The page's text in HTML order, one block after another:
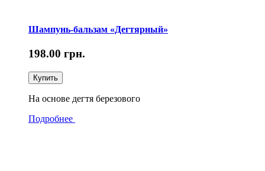
Шампунь-бальзам «Дегтярный»
198.00 грн.
Купить
На основе дегтя березового
Подробнее